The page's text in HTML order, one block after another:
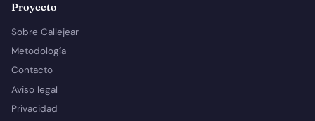
Proyecto
Sobre Callejear
Metodología
Contacto
Aviso legal
Privacidad